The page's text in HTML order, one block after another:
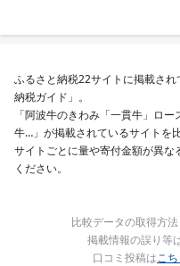
ふるさと納税22サイトに掲載さ
納税ガイド」。
「阿波牛のきわみ「一貫牛」ロ
牛…」が掲載されているサイトを
サイトごとに量や寄付金額が異
ください。
比較データの取得方
掲載情報の誤り等
口コミ投稿はこち